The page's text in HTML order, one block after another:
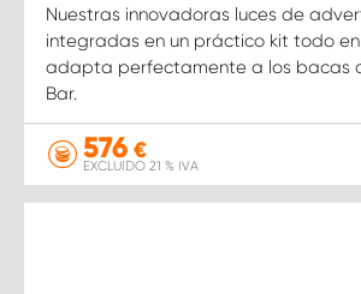
Nuestras innovadoras luces de
integradas en un práctico kit todo en
adapta perfectamente a los bacas
Bar.
576 €
EXCLUIDO 21 % IVA